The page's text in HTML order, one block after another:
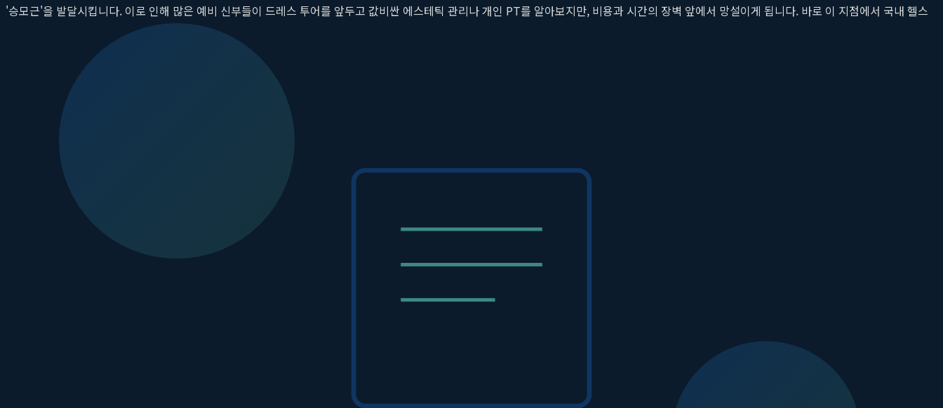
'승모근'을 발달시킵니다. 이로 인해 많은 예비 신부들이 드레스 투어를 앞두고 값비싼 에스테틱 관리나 개인 PT를 알아보지만, 비용과 시간의 장벽 앞에서 망설이게 됩니다. 바로 이 지점에서 국내 헬스
뷰릿(Beaurit)은 혁신적인 해답을 제시합니다. 뷰릿은 집에서도 전문적인 관리를 받은 듯한 효과를 낼 수 있는 홈트레이닝, 즉 '뷰릿홈트'를 통해 가장 아름다운 날을 준비하는 이들의 고
민을 해결합니다. 이들은 단순한 운동 도구 판매를 넘어, 과학적 원리에 기반한 맞춤형 운동 루틴을 제공함으로써 예비 신부들이 꿈꾸던 완벽한
왜 예비 신부에게 '직각어깨'와 정돈된 승모근이 중요한가?
웨딩드레스는 그 어떤 의상보다도 상체의 라인을 여과 없이 드러냅니다. 특히 오프숄더, 홀터넥, 보트넥 등 어깨와 쇄골 라인을 강조하는 디자인은 예비 신부들의 로망으로 꼽힙니다. 이때 드레스의 아름
다움을 결정짓는 핵심 요소가 바로 '직각어깨'입니다. 직각어깨란, 목에서부터 어깨 끝까지 이어지는 라인이 급격한 경사 없이 완만하게 떨어져 마치 직각처럼 보이는 형태를 의미합니다. 이는 목을 더 길
고 가늘어 보이게 하며, 전체적인 실루엣을 한층 우아하고 세련되게 만들어줍니다.
승모근, 아름다운 라인의 숨은 적
이 짧아 보이고 어깨가 솟아 보이게 됩니다. 이는 웨딩드레스 착용 시 답답하고 둔해 보이는 인상을 줄 수 있으며, 웨딩 사진에서도 긴장된 모습으로 비칠 수 있습니다. 따라서 아름다운 드레스 핏을 위해서